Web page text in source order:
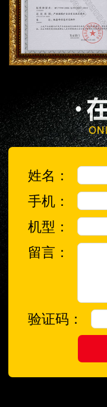
姓名：
手机：
机型：
留言：
验证码：